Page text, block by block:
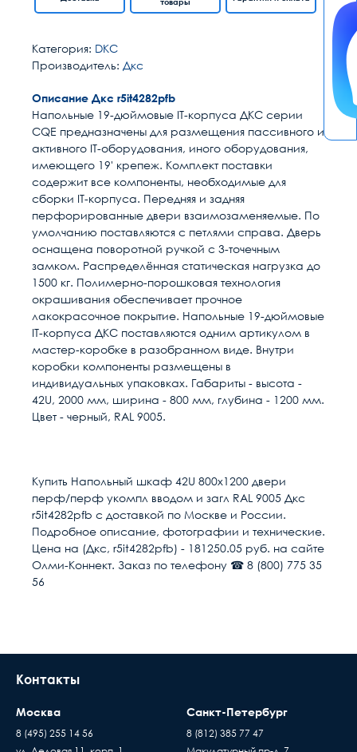
Категория: DKC
Производитель: Дкс
Описание Дкс r5it4282pfb
Напольные 19-дюймовые IT-корпуса ДКС серии
CQE предназначены для размещения пассивного и
активного IT-оборудования, иного оборудования,
имеющего 19' крепеж. Комплект поставки
содержит все компоненты, необходимые для
сборки IT-корпуса. Передняя и задняя
перфорированные двери взаимозаменяемые. По
умолчанию поставляются с петлями справа. Дверь
оснащена поворотной ручкой с 3-точечным
замком. Распределённая статическая нагрузка до
1500 кг. Полимерно-порошковая технология
окрашивания обеспечивает прочное
лакокрасочное покрытие. Напольные 19-дюймовые
IT-корпуса ДКС поставляются одним артикулом в
мастер-коробке в разобранном виде. Внутри
коробки компоненты размещены в
индивидуальных упаковках. Габариты - высота -
42U, 2000 мм, ширина - 800 мм, глубина - 1200 мм.
Цвет - черный, RAL 9005.
Конструкция шкафа Разборные
Высота, U 42
Высота, мм 2000
Ширина, мм
Тип передней двери Перфорированная
Пассивное
Условия доставки
Доставка осуществляется в течении 2-4
рабочих дней после поступления оплаты на
наш расчётный счёт
машина. Дальнейшая транспортировка
товара составляет 15 минут
Купить Напольный шкаф 42U 800х1200 двери
перф/перф укомпл вводом и загл RAL 9005 Дкс
r5it4282pfb с доставкой по Москве и России.
Подробное описание, фотографии и технические.
Цена на (Дкс, r5it4282pfb) - 181250.05 руб. на сайте
Олми-Коннект. Заказ по телефону ☎ 8 (800) 775 35
56
Контакты
Москва
8 (495) 255 14 56
Санкт-Петербург
8 (812) 385 77 47